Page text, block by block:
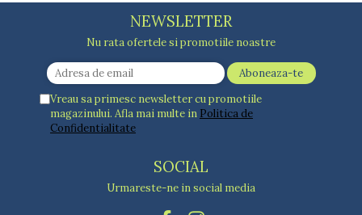
NEWSLETTER
Nu rata ofertele si promotiile noastre
Vreau sa primesc newsletter cu promotiile
magazinului. Afla mai multe in Politica de
Confidentialitate
SOCIAL
Urmareste-ne in social media